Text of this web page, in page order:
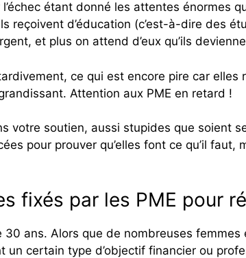
étant donné les attentes énormes
reçoivent d’éducation (c’est-à-dire des
et plus on attend d’eux qu’ils
ce qui est encore pire car
Attention aux PME en retard !
votre soutien, aussi stupides que soient
pour prouver qu’elles font ce qu’il faut,
fixés par les PME pour
30 ans. Alors que de nombreuses
un certain type d’objectif financier ou